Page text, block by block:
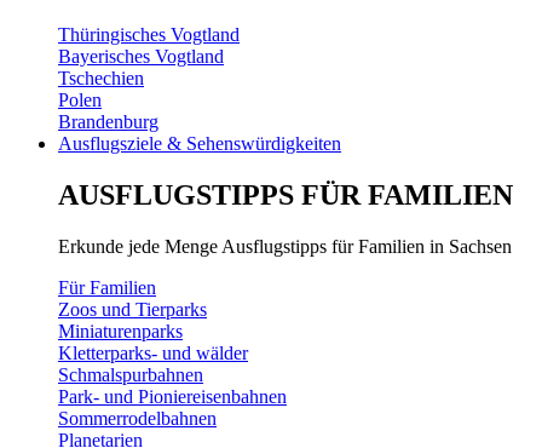
Thüringisches Vogtland
Bayerisches Vogtland
Tschechien
Polen
Brandenburg
Ausflugsziele & Sehenswürdigkeiten
AUSFLUGSTIPPS FÜR FAMILIEN
Erkunde jede Menge Ausflugstipps für Familien in Sachsen
Für Familien
Zoos und Tierparks
Miniaturenparks
Kletterparks- und wälder
Schmalspurbahnen
Park- und Pioniereisenbahnen
Sommerrodelbahnen
Planetarien